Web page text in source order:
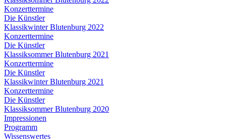
Konzerttermine
Die Künstler
Klassikwinter Blutenburg 2022
Konzerttermine
Die Künstler
Klassiksommer Blutenburg 2021
Konzerttermine
Die Künstler
Klassikwinter Blutenburg 2021
Konzerttermine
Die Künstler
Klassiksommer Blutenburg 2020
Impressionen
Programm
Wissenswertes